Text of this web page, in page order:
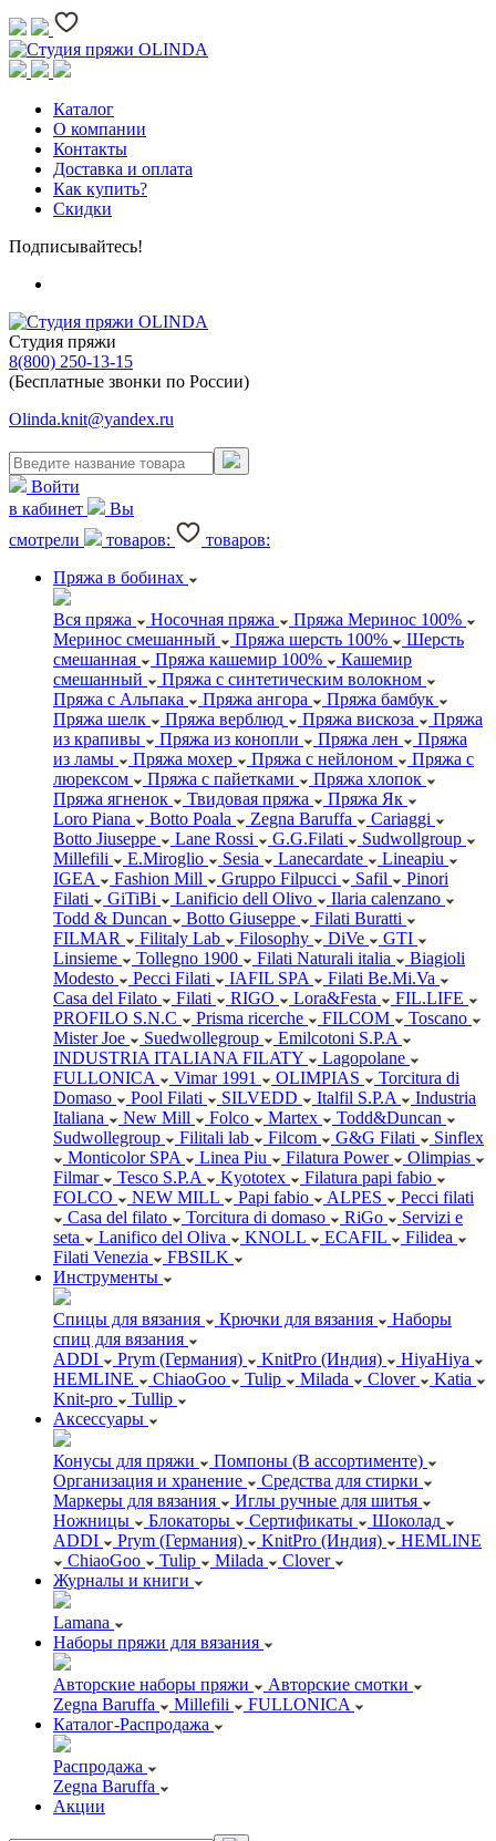
Каталог
О компании
Контакты
Доставка и оплата
Как купить?
Скидки
Подписывайтесь!
Студия пряжи
8(800) 250-13-15
(Бесплатные звонки по России)
Olinda.knit@yandex.ru
Войти
в кабинет
Вы
смотрели
товаров:
товаров:
Пряжа в бобинах
Вся пряжа Носочная пряжа
Пряжа Меринос 100%
Меринос смешанный
Пряжа шерсть 100%
Шерсть
смешанная
Пряжа кашемир 100%
Кашемир
смешанный
Пряжа с синтетическим волокном
Пряжа с Альпака
Пряжа ангора
Пряжа бамбук
Пряжа шелк
Пряжа верблюд Пряжа вискоза
Пряжа
из крапивы
Пряжа из конопли Пряжа лен
Пряжа
из ламы
Пряжа мохер Пряжа с нейлоном
Пряжа с
люрексом
Пряжа с пайетками
Пряжа хлопок
Пряжа ягненок
Твидовая пряжа
Пряжа Як
Loro Piana
Botto Poala Zegna Baruffa
Cariaggi
Botto Jiuseppe
Lane Rossi G.G.Filati
Sudwollgroup
Millefili
E.Miroglio Sesia Lanecardate
Lineapiu
IGEA
Fashion Mill Gruppo Filpucci Safil
Pinori
Filati
GiTiBi Lanificio dell Olivo
Ilaria calenzano
Todd & Duncan
Botto Giuseppe
Filati Buratti
FILMAR
Filitaly Lab Filosophy DiVe
GTI
Linsieme
Tollegno 1900 Filati Naturali italia
Biagioli
Modesto
Pecci Filati IAFIL SPA
Filati Be.Mi.Va
Casa del Filato
Filati RIGO Lora&Festa
FIL.LIFE
PROFILO S.N.C
Prisma ricerche FILCOM
Toscano
Mister Joe
Suedwollegroup
Emilcotoni S.P.A
INDUSTRIA ITALIANA FILATY
Lagopolane
FULLONICA
Vimar 1991 OLIMPIAS
Torcitura di
Domaso
Pool Filati SILVEDD Italfil S.P.A
Industria
Italiana
New Mill Folco Martex
Todd&Duncan
Sudwollegroup
Filitali lab Filcom G&G Filati
Sinflex
Monticolor SPA
Linea Piu Filatura Power
Olimpias
Filmar
Tesco S.P.A Kyototex
Filatura papi fabio
FOLCO
NEW MILL Papi fabio ALPES
Pecci filati
Casa del filato
Torcitura di domaso RiGo
Servizi e
seta
Lanifico del Oliva KNOLL ECAFIL
Filidea
Filati Venezia
FBSILK
Инструменты
Спицы для вязания Крючки для вязания
Наборы
спиц для вязания
ADDI
Prym (Германия) KnitPro (Индия)
HiyaHiya
HEMLINE
ChiaoGoo Tulip Milada Clover
Katia
Knit-pro
Tullip
Аксессуары
Конусы для пряжи
Помпоны (В ассортименте)
Организация и хранение
Средства для стирки
Маркеры для вязания
Иглы ручные для шитья
Ножницы
Блокаторы Сертификаты
Шоколад
ADDI
Prym (Германия) KnitPro (Индия)
HEMLINE
ChiaoGoo
Tulip Milada
Clover
Журналы и книги
Lamana
Наборы пряжи для вязания
Авторские наборы пряжи
Авторские смотки
Zegna Baruffa
Millefili
FULLONICA
Каталог-Распродажа
Распродажа
Zegna Baruffa
Акции